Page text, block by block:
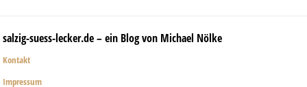
salzig-suess-lecker.de – ein Blog von Michael Nölke
Kontakt
Impressum